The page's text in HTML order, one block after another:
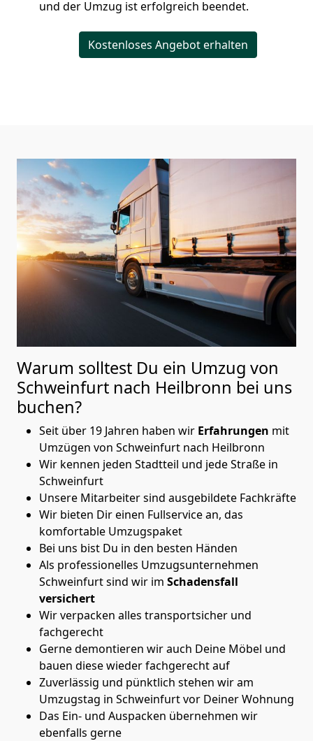
und der Umzug ist erfolgreich beendet.
Kostenloses Angebot erhalten
Warum solltest Du ein Umzug von
Schweinfurt nach Heilbronn bei uns
buchen?
Seit über 19 Jahren haben wir Erfahrungen mit
Umzügen von Schweinfurt nach Heilbronn
Wir kennen jeden Stadtteil und jede Straße in
Schweinfurt
Unsere Mitarbeiter sind ausgebildete Fachkräfte
Wir bieten Dir einen Fullservice an, das
komfortable Umzugspaket
Bei uns bist Du in den besten Händen
Als professionelles Umzugsunternehmen
Schweinfurt sind wir im Schadensfall
versichert
Wir verpacken alles transportsicher und
fachgerecht
Gerne demontieren wir auch Deine Möbel und
bauen diese wieder fachgerecht auf
Zuverlässig und pünktlich stehen wir am
Umzugstag in Schweinfurt vor Deiner Wohnung
Das Ein- und Auspacken übernehmen wir
ebenfalls gerne